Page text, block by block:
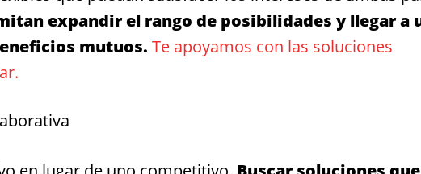
expandir el rango de posibilidades y llegar a
mutuos. Te apoyamos con las soluciones